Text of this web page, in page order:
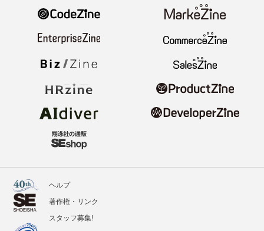
ヘルプ
著作権・リンク
スタッフ募集!